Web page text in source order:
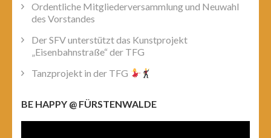
Ordentliche Mitgliederversammlung und Neuwahl
des Vorstandes
Der SFV unterstützt das Kunstprojekt
„Eisenbahnstraße“ der TFG
Tanzprojekt in der TFG
BE HAPPY @ FÜRSTENWALDE